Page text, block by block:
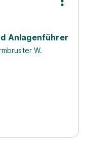
Anlagenführer
W.